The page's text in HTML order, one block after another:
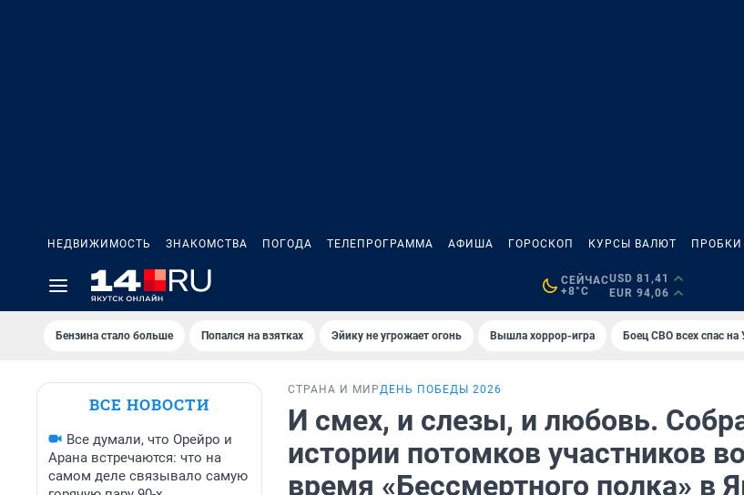
НЕДВИЖИМОСТЬ ЗНАКОМСТВА ПОГОДА ТЕЛЕПРОГРАММА АФИША ГОРОСКОП КУРСЫ ВАЛЮТ ПРОБКИ
СЕЙЧАС
+8°C
USD 81,41
EUR 94,06
Бензина стало больше Попался на взятках Эйику не угрожает огонь Вышла хоррор-игра Боец СВО всех спас на
ВСЕ НОВОСТИ
Все думали, что Орейро и
Арана встречаются: что на
самом деле связывало самую
СТРАНА И МИРДЕНЬ ПОБЕДЫ 2026
И смех, и слезы, и любовь.
истории потомков участников
время «Бессмертного полка» в